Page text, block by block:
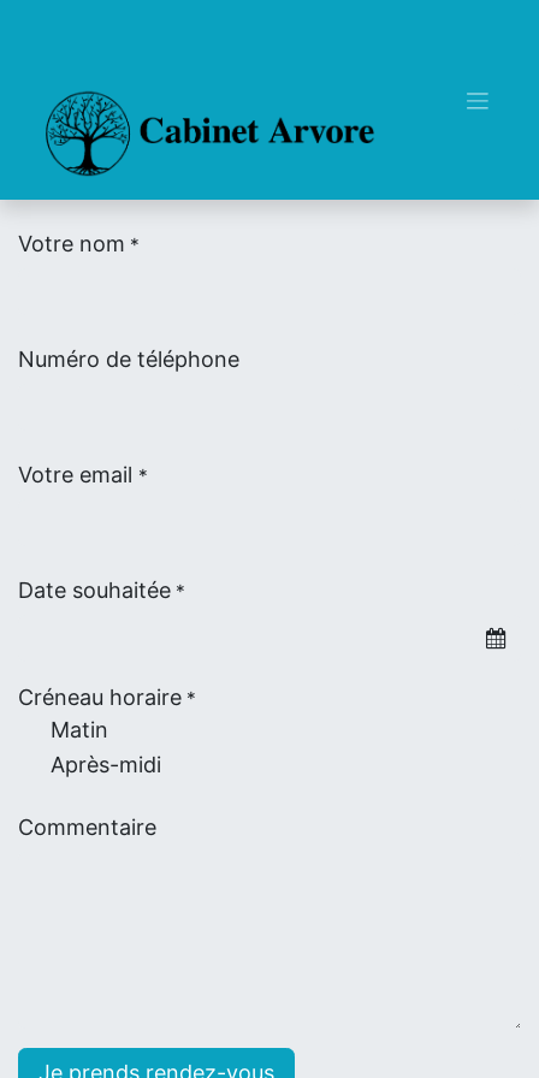
Votre nom *
Numéro de téléphone
Votre email *
Date souhaitée *
Créneau horaire *
Matin
Après-midi
Commentaire
​​​​​​​​​​​​​​​​​​​​J​e​ ​p​r​e​n​d​s​ ​r​e​n​d​e​z​-​v​o​u​s